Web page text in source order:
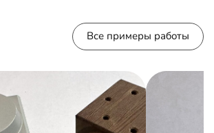
Все примеры работы